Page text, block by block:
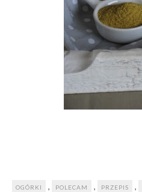
OGÓRKI , POLECAM , PRZEPIS ,